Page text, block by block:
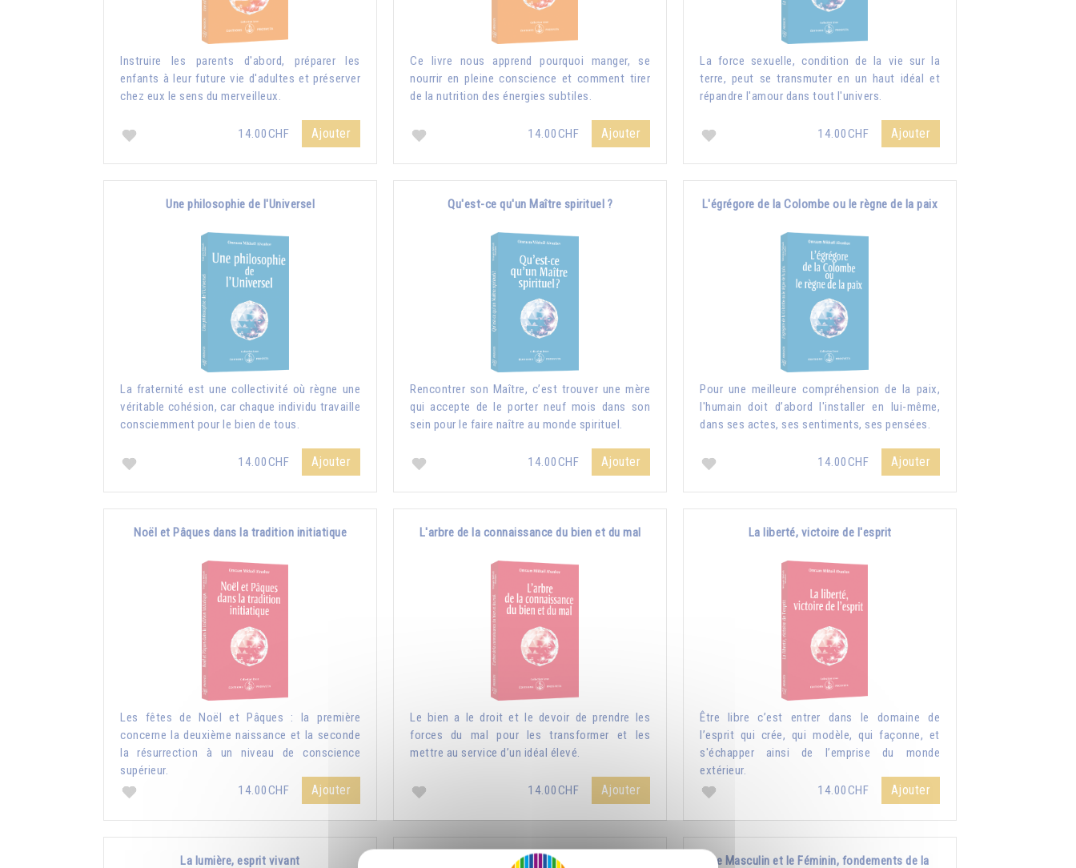
Instruire les parents d'abord, préparer les
enfants à leur future vie d'adultes et préserver
chez eux le sens du merveilleux.
14.00CHF Ajouter
Ce livre nous apprend pourquoi manger, se
nourrir en pleine conscience et comment tirer
de la nutrition des énergies subtiles.
14.00CHF Ajouter
La force sexuelle, condition de la vie sur la
terre, peut se transmuter en un haut idéal et
répandre l'amour dans tout l'univers.
14.00CHF Ajouter
Une philosophie de l'Universel
La fraternité est une collectivité où règne une
véritable cohésion, car chaque individu travaille
consciemment pour le bien de tous.
14.00CHF Ajouter
Qu'est-ce qu'un Maître spirituel ?
Rencontrer son Maître, c’est trouver une mère
qui accepte de le porter neuf mois dans son
sein pour le faire naître au monde spirituel.
14.00CHF Ajouter
L'égrégore de la Colombe ou le règne de la paix
Pour une meilleure compréhension de la paix,
l'humain doit d’abord l'installer en lui-même,
dans ses actes, ses sentiments, ses pensées.
14.00CHF Ajouter
Noël et Pâques dans la tradition initiatique
Les fêtes de Noël et Pâques : la première
concerne la deuxième naissance et la seconde
la résurrection à un niveau de conscience
supérieur.
14.00CHF
Ajouter
L'arbre de la connaissance du bien et du mal
Le bien a le droit et le devoir de prendre les
forces du mal pour les transformer et les
mettre au service d’un idéal élevé.
14.00CHF Ajouter
La liberté, victoire de l'esprit
Être libre c’est entrer dans le domaine de
l’esprit qui crée, qui modèle, qui façonne, et
s'échapper ainsi de l’emprise du monde
extérieur.
14.00CHF
Ajouter
La lumière, esprit vivant Nature humaine et nature divine
Le Masculin et le Féminin, fondements de la